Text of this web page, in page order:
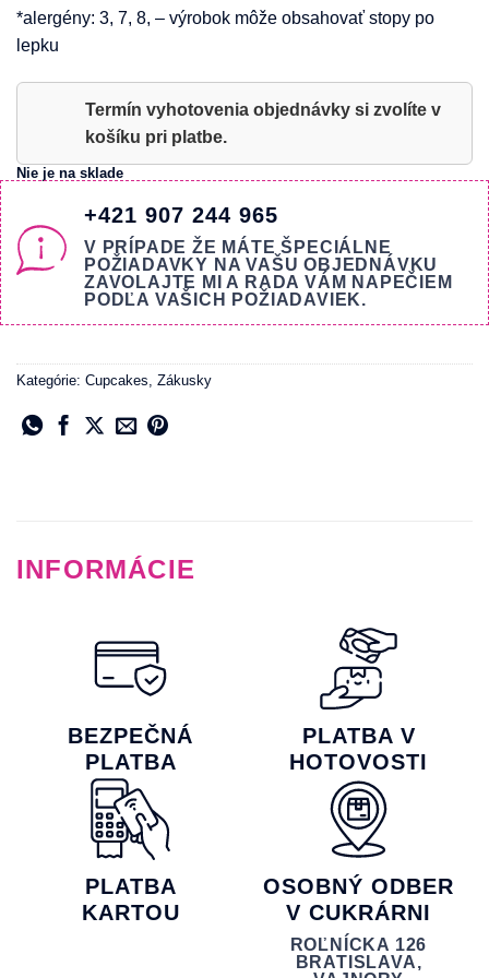
*alergény: 3, 7, 8, – výrobok môže obsahovať stopy po
lepku
Termín vyhotovenia objednávky si zvolíte v
košíku pri platbe.
Nie je na sklade
+421 907 244 965
V PRÍPADE ŽE MÁTE ŠPECIÁLNE
POŽIADAVKY NA VAŠU OBJEDNÁVKU
ZAVOLAJTE MI A RADA VÁM NAPEČIEM
PODĽA VAŠICH POŽIADAVIEK.
Kategórie: Cupcakes Zákusky
INFORMÁCIE
BEZPEČNÁ
PLATBA
PLATBA V
HOTOVOSTI
PLATBA
KARTOU
OSOBNÝ ODBER
V CUKRÁRNI
ROĽNÍCKA 126
BRATISLAVA,